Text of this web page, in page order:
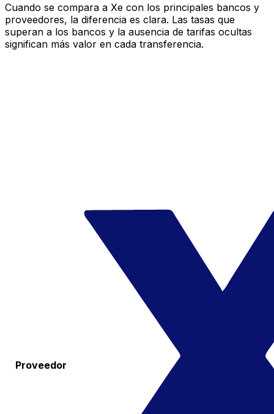
Cuando se compara a Xe con los principales bancos y
proveedores, la diferencia es clara. Las tasas que
superan a los bancos y la ausencia de tarifas ocultas
significan más valor en cada transferencia.
Proveedor